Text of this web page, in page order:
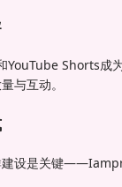
YouTube Shorts成
与互动。
建设是关键